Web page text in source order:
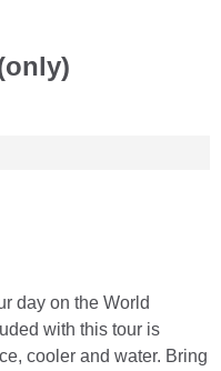
day on the World
with this tour is
cooler and water. Bring